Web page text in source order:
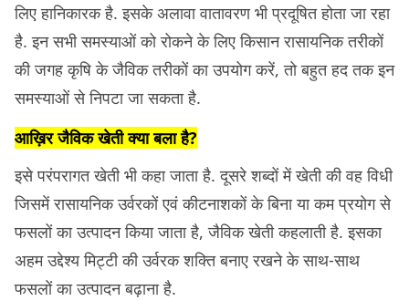
लिए हानिकारक है. इसके अलावा वातावरण भी प्रदूषित होता जा रहा
है. इन सभी समस्याओं को रोकने के लिए किसान रासायनिक तरीकों
की जगह कृषि के जैविक तरीकों का उपयोग करें, तो बहुत हद तक इन
समस्याओं से निपटा जा सकता है.
आख़िर जैविक खेती क्या बला है?
इसे परंपरागत खेती भी कहा जाता है. दूसरे शब्दों में खेती की वह विधी
जिसमें रासायनिक उर्वरकों एवं कीटनाशकों के बिना या कम प्रयोग से
फसलों का उत्पादन किया जाता है, जैविक खेती कहलाती है. इसका
अहम उद्देश्य मिट्टी की उर्वरक शक्ति बनाए रखने के साथ-साथ
फसलों का उत्पादन बढ़ाना है.